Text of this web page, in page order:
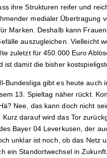
ihre Strukturen reifer und
medialer Übertragung
Marken Deshalb kann
auszugleichen. Vielleicht
zuletzt für 450 000 Euro
ist damit die bisher
Bundesliga gibt es heute auch
13. Spieltag näher rückt.
Nee, das kann doch nicht
darauf wird das Tor
Bayer 04 Leverkusen, der
unklar ist noch, ob das Netz
ein Standortwechsel in